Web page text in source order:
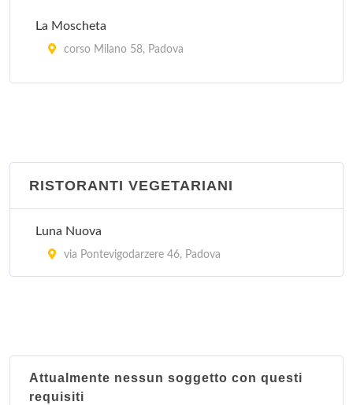
La Moscheta
corso Milano 58, Padova
piazza Cavour 15, Padova
RISTORANTI VEGETARIANI
Luna Nuova
via Pontevigodarzere 46, Padova
Attualmente nessun soggetto con questi
requisiti